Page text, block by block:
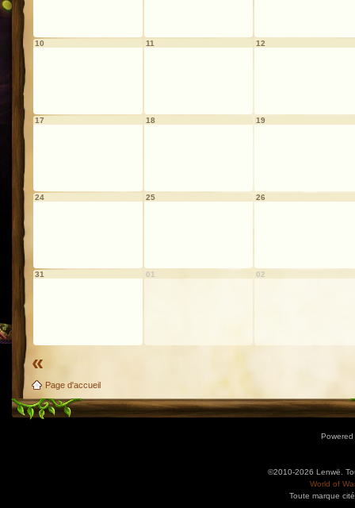
10 11 12
17 18 19
24 25 26
31 01 02
«
Page d'accueil
©2010-2026 Lenwë.
World of
Toute marque